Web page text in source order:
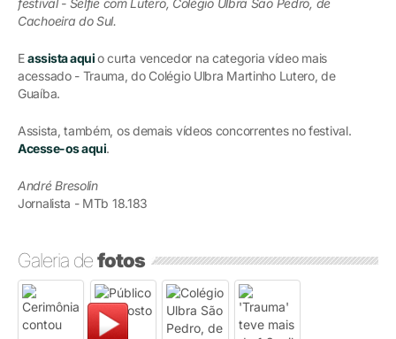
Cachoeira do Sul.
Eassista aquio curta vencedor na categoria vídeo mais
acessado - Trauma, do Colégio Ulbra Martinho Lutero, de
Guaíba.
Assista, também, os demais vídeos concorrentes no festival.
Acesse-os aqui.
André Bresolin
Jornalista - MTb 18.183
Galeria defotos